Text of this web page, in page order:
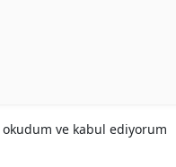
okudum ve kabul ediyorum